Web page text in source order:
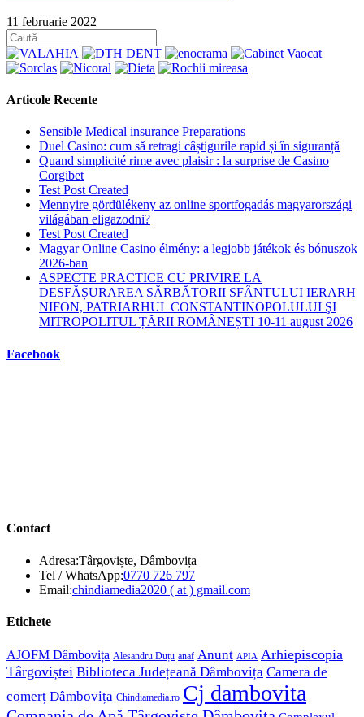
11 februarie 2022
Articole Recente
Sensible Medical insurance Preparations
Duel Casino: cum să retragi câștigurile rapid și în siguranță
Quand simplicité rime avec plaisir : la surprise de Casino
Corgibet
Test Post Created
Mennyire gördülékeny az online sportfogadás magyarországi
világában eligazodni?
Test Post Created
Magyar Online Casino élmény: a legjobb játékok és bónuszok
2026-ban
ASPECTE PRACTICE CU PRIVIRE LA
DESFĂȘURAREA SĂRBĂTORII SFÂNTULUI IERARH
NIFON, PATRIARHUL CONSTANTINOPOLULUI ŞI
MITROPOLITUL ȚĂRII ROMÂNEȘTI 10-11 august 2026
Facebook
Contact
Adresa:Târgoviște, Dâmbovița
Tel / WhatsApp:0770 726 797Opens
in
Email:chindiamedia2020 ( at ) gmail.comOpens
Etichete
AJOFM Dâmbovița Alesandru Duțu anaf Anunt APIA Arhiepiscopia
Târgoviștei Biblioteca Județeană Dâmbovița Camera de
comerț Dâmbovița Chindiamedia.ro Cj dambovita